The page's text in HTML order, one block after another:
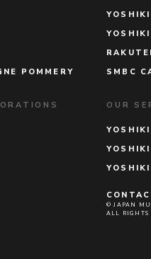
POMMERY
SMBC
OUR
© JAPAN
ALL RIGHTS